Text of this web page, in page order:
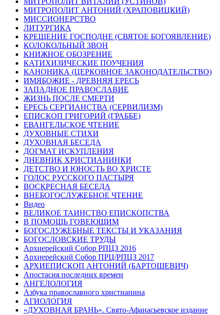
МИТРОПОЛИТ АНТОНИЙ (ХРАПОВИЦКИЙ)
МИССИОНЕРСТВО
ЛИТУРГИКА
КРЕЩЕНИЕ ГОСПОДНЕ (СВЯТОЕ БОГОЯВЛЕНИЕ)
КОЛОКОЛЬНЫЙ ЗВОН
КНИЖНОЕ ОБОЗРЕНИЕ
КАТИХИЗИЧЕСКИЕ ПОУЧЕНИЯ
КАНОНИКА (ЦЕРКОВНОЕ ЗАКОНОДАТЕЛЬСТВО)
ИМЯБОЖИЕ - ДРЕВНЯЯ ЕРЕСЬ
ЗАПАДНОЕ ПРАВОСЛАВИЕ
ЖИЗНЬ ПОСЛЕ СМЕРТИ
ЕРЕСЬ СЕРГИАНСТВА (СЕРВИЛИЗМ)
ЕПИСКОП ГРИГОРИЙ (ГРАББЕ)
ЕВАНГЕЛЬСКОЕ ЧТЕНИЕ
ДУХОВНЫЕ СТИХИ
ДУХОВНАЯ БЕСЕДА
ДОГМАТ ИСКУПЛЕНИЯ
ДНЕВНИК ХРИСТИАНИНКИ
ДЕТСТВО И ЮНОСТЬ ВО ХРИСТЕ
ГОЛОС РУССКОГО ПАСТЫРЯ
ВОСКРЕСНАЯ БЕСЕДА
ВНЕБОГОСЛУЖЕБНОЕ ЧТЕНИЕ
Видео
ВЕЛИКОЕ ТАИНСТВО ЕПИСКОПСТВА
В ПОМОЩЬ ГОВЕЮЩИМ
БОГОСЛУЖЕБНЫЕ ТЕКСТЫ И УКАЗАНИЯ
БОГОСЛОВСКИЕ ТРУДЫ
Архиерейский Собор РПЦЗ 2016
Архиерейский Собор ПРЦ/РПЦЗ 2017
АРХИЕПИСКОП АНТОНИЙ (БАРТОШЕВИЧ)
Апостасия последних времен
АНГЕЛОЛОГИЯ
Азбука православного христианина
АГИОЛОГИЯ
«ДУХОВНАЯ БРАНЬ». Свято-Афанасьевское издание